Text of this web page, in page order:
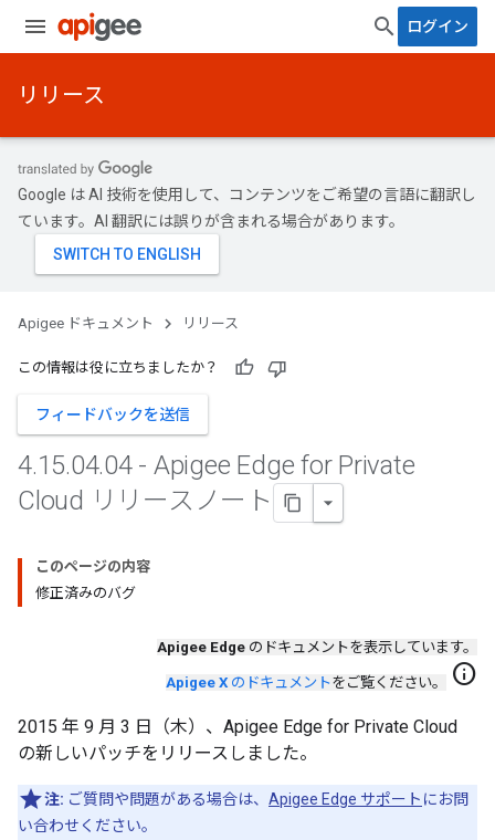
ログイン
リリース
Google は AI 技術を使用して、コンテンツをご希望の言語に翻訳し
ています。AI 翻訳には誤りが含まれる場合があります。
Apigee ドキュメント リリース
この情報は役に立ちましたか？
フィードバックを送信
4.15.04.04 - Apigee Edge for Private
Cloud リリースノート
このページの内容
修正済みのバグ
Apigee Edge のドキュメントを表示しています。
Apigee X のドキュメントをご覧ください。 info
2015 年 9 月 3 日（木）、Apigee Edge for Private Cloud
の新しいパッチをリリースしました。
注: ご質問や問題がある場合は、 Apigee Edge サポート にお問
い合わせください。